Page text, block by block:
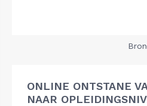
ONLINE ONTSTANE
NAAR